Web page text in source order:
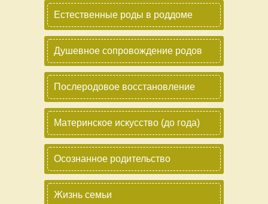
Естественные роды в роддоме
Душевное сопровождение родов
Послеродовое восстановление
Материнское искусство (до года)
Осознанное родительство
Жизнь семьи